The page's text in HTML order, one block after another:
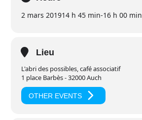
2 mars 201914 h 45 min-16 h 00 min
Lieu
L'abri des possibles, café associatif
1 place Barbès - 32000 Auch
OTHER EVENTS